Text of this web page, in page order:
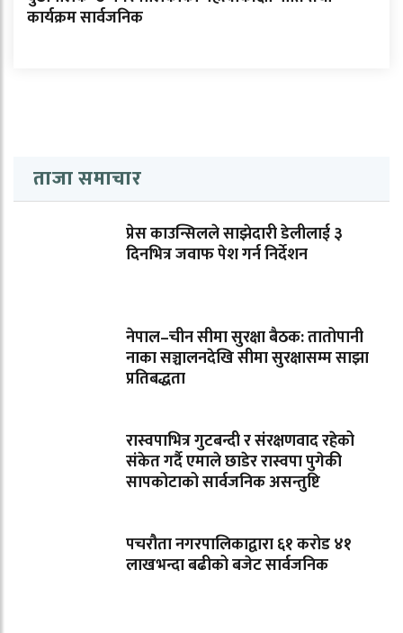
कार्यक्रम सार्वजनिक
ताजा समाचार
प्रेस काउन्सिलले साझेदारी डेलीलाई ३
दिनभित्र जवाफ पेश गर्न निर्देशन
नेपाल–चीन सीमा सुरक्षा बैठक: तातोपानी
नाका सञ्चालनदेखि सीमा सुरक्षासम्म साझा
प्रतिबद्धता
रास्वपाभित्र गुटबन्दी र संरक्षणवाद रहेको
संकेत गर्दै एमाले छाडेर रास्वपा पुगेकी
सापकोटाको सार्वजनिक असन्तुष्टि
पचरौता नगरपालिकाद्वारा ६१ करोड ४१
लाखभन्दा बढीको बजेट सार्वजनिक